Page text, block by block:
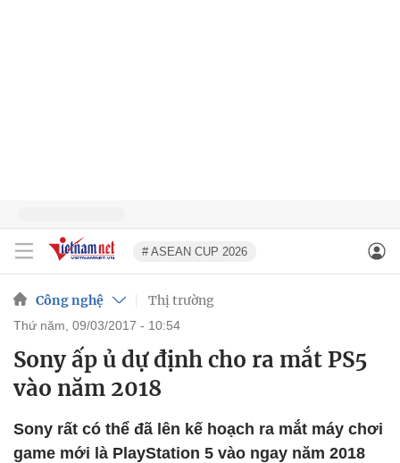
# ASEAN CUP 2026
Công nghệ Thị trường
thứ năm, 09/03/2017 - 10:54
Sony ấp ủ dự định cho ra mắt PS5
vào năm 2018
Sony rất có thể đã lên kế hoạch ra mắt máy chơi
game mới là PlayStation 5 vào ngay năm 2018